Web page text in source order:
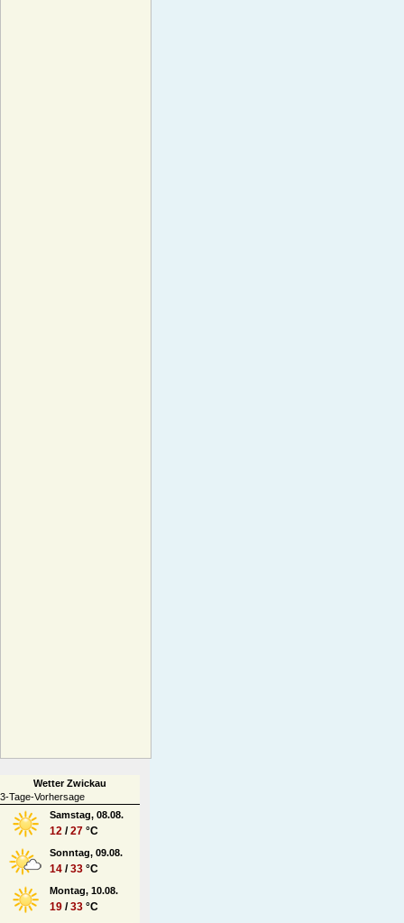
Wetter Zwickau
3-Tage-Vorhersage
Samstag, 08.08.
12 /27 °C
Sonntag, 09.08.
14 /33 °C
Montag, 10.08.
19 /33 °C